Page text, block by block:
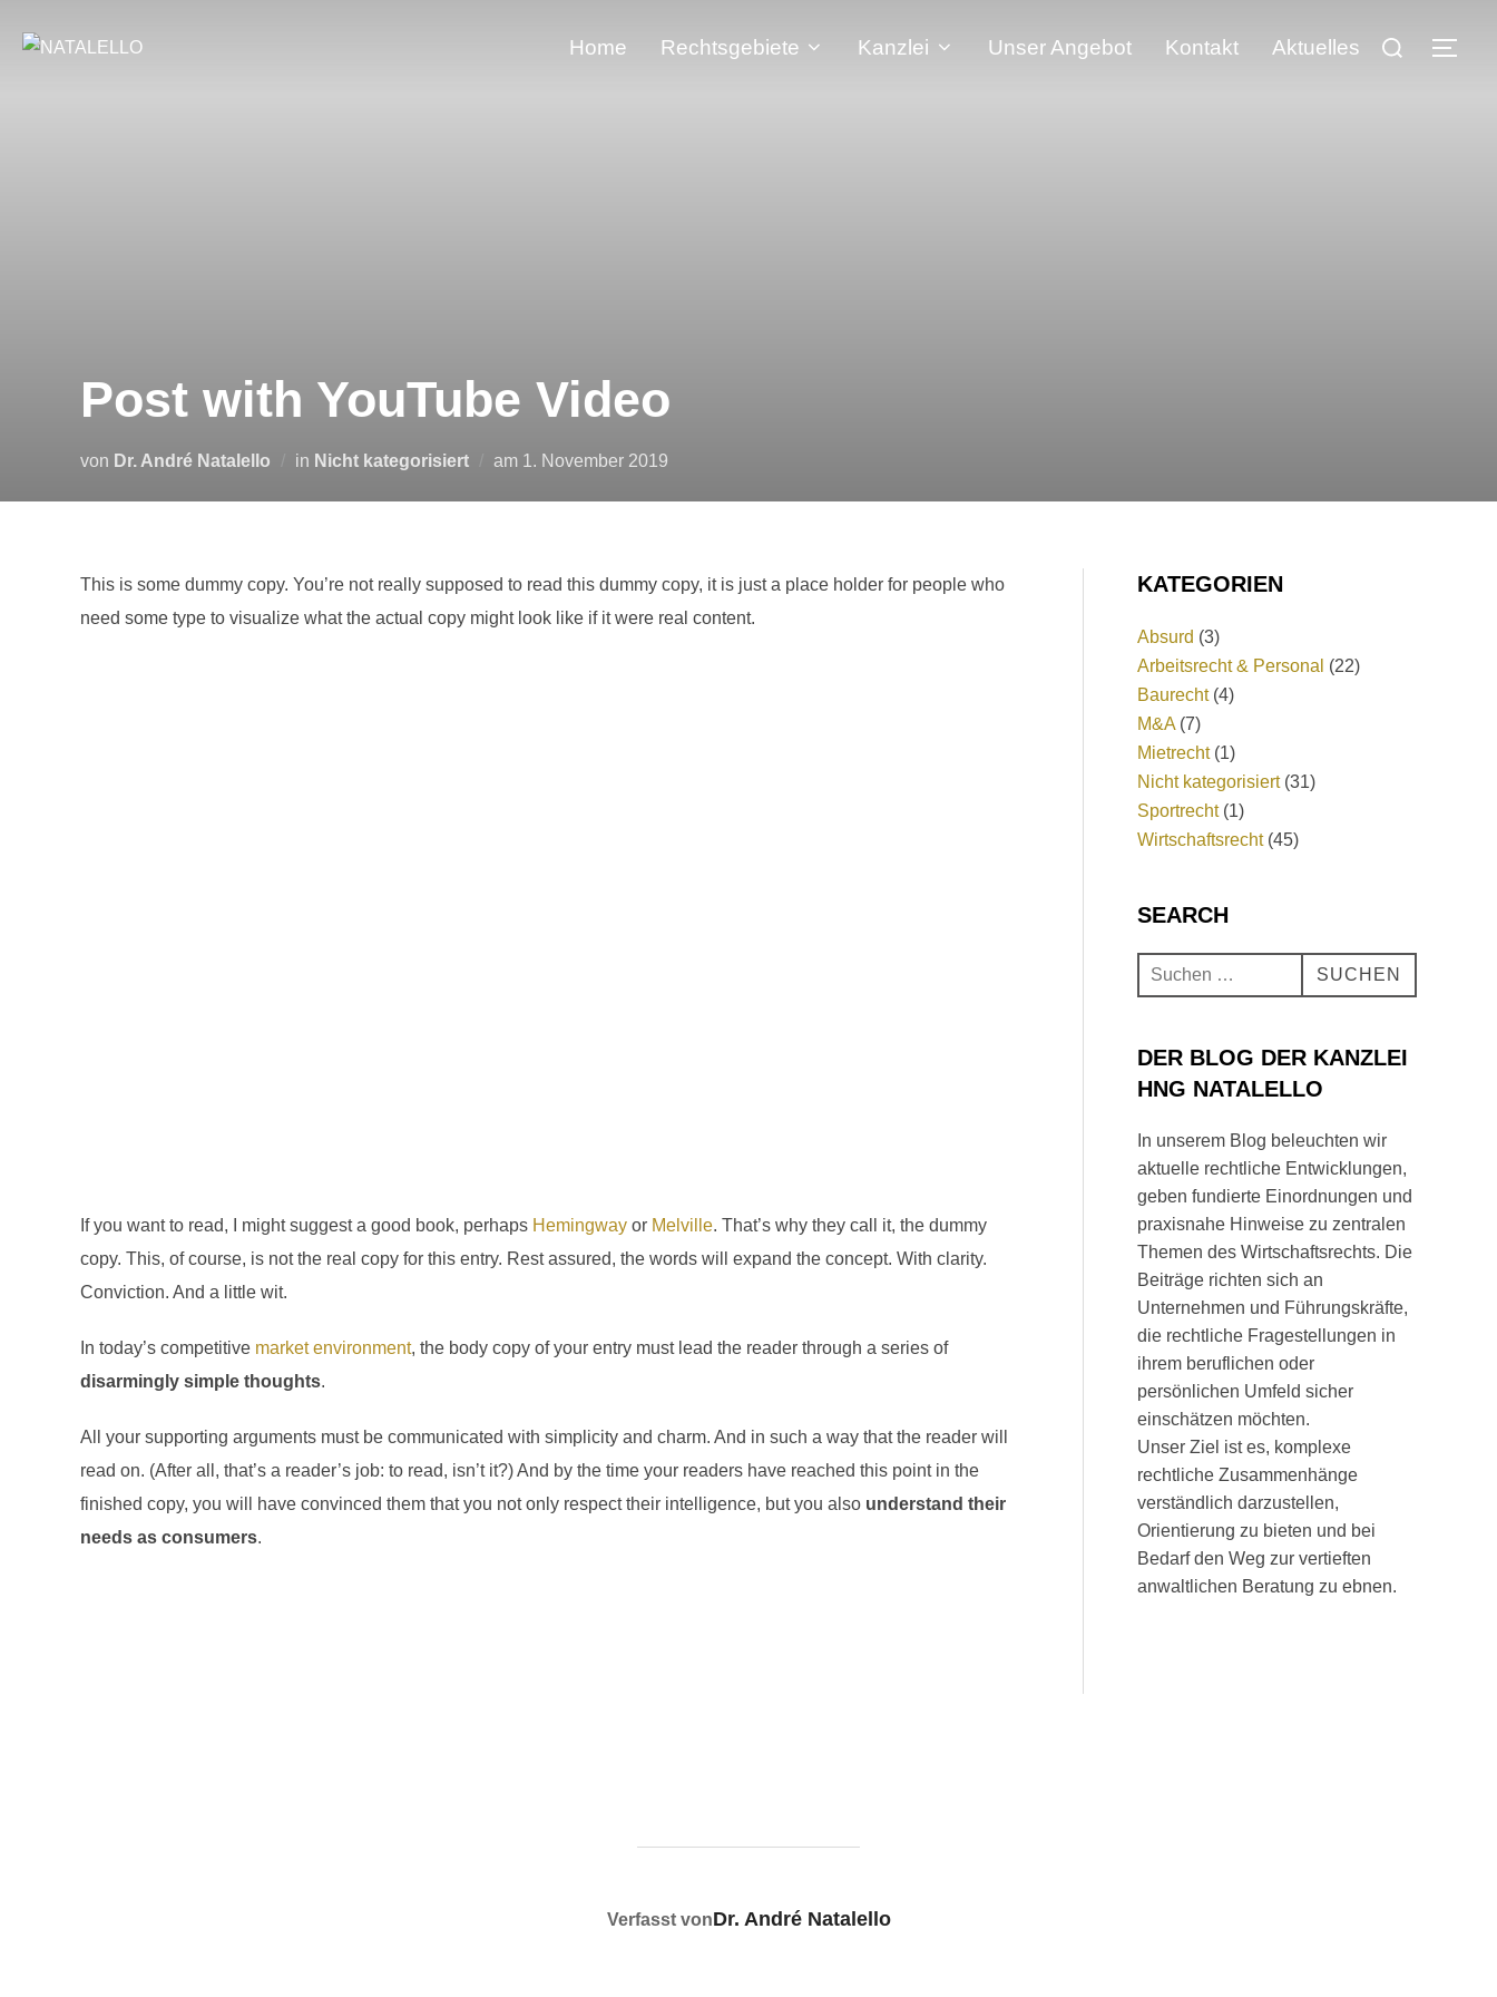
Home Rechtsgebiete Kanzlei Unser Angebot Kontakt Aktuelles
Post with YouTube Video
von Dr. André Natalello in Nicht kategorisiert am 1. November 2019
This is some dummy copy. You’re not really supposed to read this dummy copy, it is just a place holder for people who
need some type to visualize what the actual copy might look like if it were real content.
If you want to read, I might suggest a good book, perhaps Hemingway or Melville. That’s why they call it, the dummy
copy. This, of course, is not the real copy for this entry. Rest assured, the words will expand the concept. With clarity.
Conviction. And a little wit.
In today’s competitive market environment, the body copy of your entry must lead the reader through a series of
disarmingly simple thoughts.
All your supporting arguments must be communicated with simplicity and charm. And in such a way that the reader will
read on. (After all, that’s a reader’s job: to read, isn’t it?) And by the time your readers have reached this point in the
finished copy, you will have convinced them that you not only respect their intelligence, but you also understand their
needs as consumers.
KATEGORIEN
Absurd (3)
Arbeitsrecht & Personal (22)
Baurecht(4)
M&A (7)
Mietrecht(1)
Nicht kategorisiert(31)
Sportrecht(1)
Wirtschaftsrecht(45)
SEARCH
SUCHEN
DER BLOG DER KANZLEI
HNG NATALELLO
In unserem Blog beleuchten wir
aktuelle rechtliche Entwicklungen,
geben fundierte Einordnungen und
praxisnahe Hinweise zu zentralen
Themen des Wirtschaftsrechts. Die
Beiträge richten sich an
Unternehmen und Führungskräfte,
die rechtliche Fragestellungen in
ihrem beruflichen oder
persönlichen Umfeld sicher
einschätzen möchten.
Unser Ziel ist es, komplexe
rechtliche Zusammenhänge
verständlich darzustellen,
Orientierung zu bieten und bei
Bedarf den Weg zur vertieften
anwaltlichen Beratung zu ebnen.
BEITRAGSAUTOR
Verfasst vonDr. André Natalello